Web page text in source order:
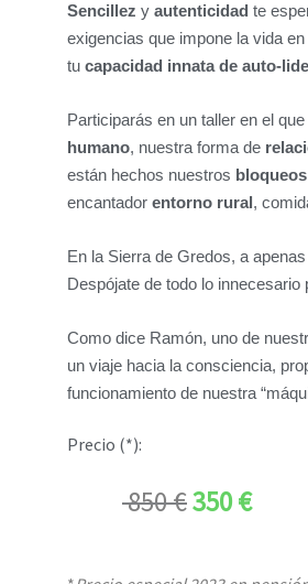
Sencillez y autenticidad te
exigencias que impone la vida
tu capacidad innata de auto-
Participarás en un taller en el
humano, nuestra forma de
están hechos nuestros bloqueos
encantador entorno rural,
En la Sierra de Gredos, a
Despójate de todo lo
Como dice Ramón, uno de
un viaje hacia la consciencia,
funcionamiento de nuestra
Precio (*):
850 €350 €